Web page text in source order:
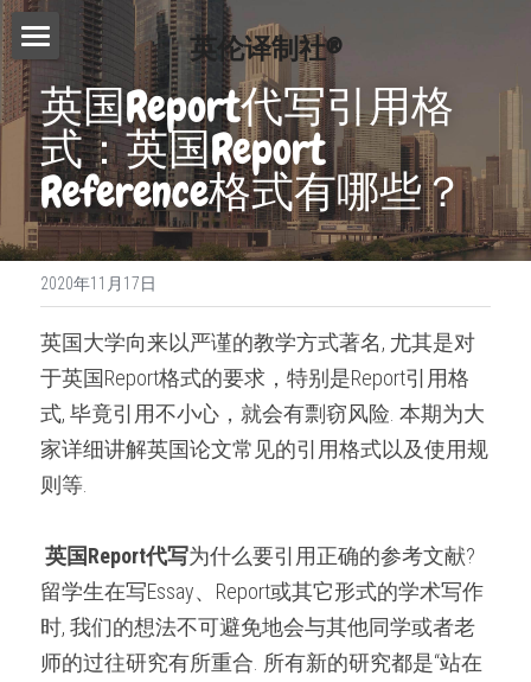
英伦译制社®
首页
服务介绍
Essay代写
Dissertation代写
Proofreading
论文修改服务
演讲文稿代写
留学申请资料
代码&分析工具
出版与商业写作
费用查询
写作指南
写作技巧
免费模板
常见问题
精英招募
联系我们
微信客服：ESSAYEXPERT-
SERVICE
英国Report代写引用格
式：英国Report
Reference格式有哪些？
2020年11月17日
英国大学向来以严谨的教学方式著名, 尤其是对
于英国Report格式的要求，特别是Report引用格
式, 毕竟引用不小心，就会有剽窃风险. 本期为大
家详细讲解英国论文常见的引用格式以及使用规
则等.
英国Report代写为什么要引用正确的参考文献?
留学生在写Essay、Report或其它形式的学术写作
时, 我们的想法不可避免地会与其他同学或者老
师的过往研究有所重合. 所有新的研究都是“站在